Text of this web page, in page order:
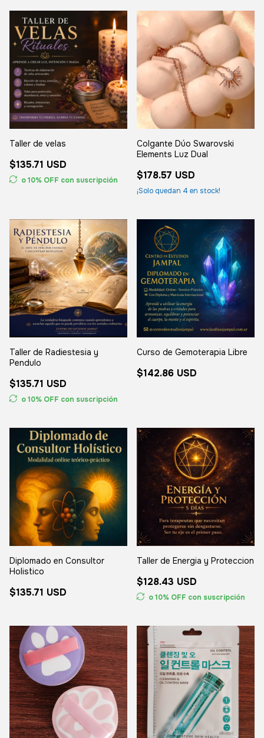
Taller de velas
$135.71 USD
o 10% OFF con suscripción
Colgante Dúo Swarovski
Elements Luz Dual
$178.57 USD
¡Solo quedan 4 en stock!
Taller de Radiestesia y
Pendulo
$135.71 USD
o 10% OFF con suscripción
Curso de Gemoterapia Libre
$142.86 USD
Diplomado en Consultor
Holistico
$135.71 USD
Taller de Energia y Proteccion
$128.43 USD
o 10% OFF con suscripción